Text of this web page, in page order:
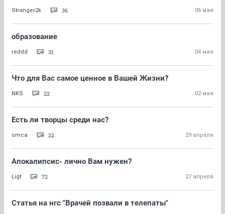
Stranger2k 36 06 мая
образование
reddd 31 04 мая
Что для Вас самое ценное в Вашей Жизни?
NKS 22 02 мая
Есть ли творцы среди нас?
omca 22 29 апреля
Апокалипсис- лично Вам нужен?
Ligt 72 27 апреля
Статья на нгс "Врачей позвали в телепаты"